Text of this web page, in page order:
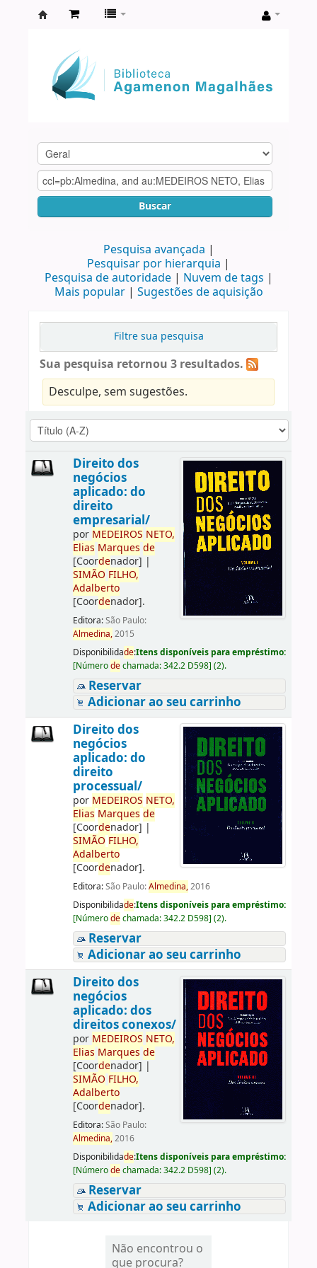
Agamenon
Magalhães
Buscar
Pesquisa avançada
Pesquisar por hierarquia
Pesquisa de autoridade
Nuvem de tags
Mais popular
Sugestões de aquisição
Filtre sua pesquisa
Sua pesquisa retornou 3 resultados.
Desculpe, sem sugestões.
Direito dos
negócios
aplicado: do
direito
empresarial/
por MEDEIROS NETO,
Elias Marques de
[Coordenador] |
SIMÃO FILHO,
Adalberto
[Coordenador].
Editora:São Paulo:
Almedina,2015
Disponibilidade:Itens disponíveis para empréstimo:
[Númerodechamada:342.2 D598] (2).
Reservar
Adicionar ao seu carrinho
Direito dos
negócios
aplicado: do
direito
processual/
por MEDEIROS NETO,
Elias Marques de
[Coordenador] |
SIMÃO FILHO,
Adalberto
[Coordenador].
Editora:São Paulo:Almedina,2016
Disponibilidade:Itens disponíveis para empréstimo:
[Númerodechamada:342.2 D598] (2).
Reservar
Adicionar ao seu carrinho
Direito dos
negócios
aplicado: dos
direitos conexos/
por MEDEIROS NETO,
Elias Marques de
[Coordenador] |
SIMÃO FILHO,
Adalberto
[Coordenador].
Editora:São Paulo:
Almedina,2016
Disponibilidade:Itens disponíveis para empréstimo:
[Númerodechamada:342.2 D598] (2).
Reservar
Adicionar ao seu carrinho
Não encontrou o
que procura?